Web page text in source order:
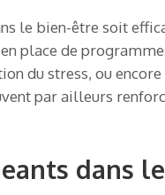
le bien-être soit
place de
du stress, ou encore
par ailleurs
dans